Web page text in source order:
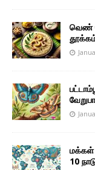
வெண்
மக்கள்
10